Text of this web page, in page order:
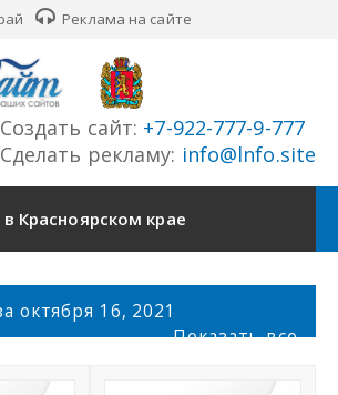
Реклама на сайте
Создать сайт: +7-922-777-9-777
Сделать рекламу: info@lnfo.site
Красноярском крае
октября 16, 2021
Показать все